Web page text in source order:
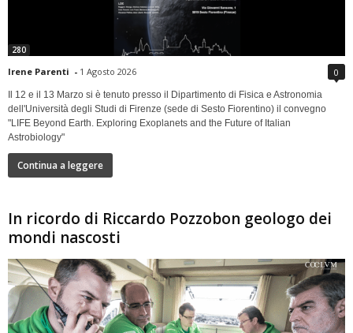
280
Irene Parenti - 1 Agosto 2026 0
Il 12 e il 13 Marzo si è tenuto presso il Dipartimento di Fisica e Astronomia
dell'Università degli Studi di Firenze (sede di Sesto Fiorentino) il convegno
"LIFE Beyond Earth. Exploring Exoplanets and the Future of Italian
Astrobiology"
Continua a leggere
In ricordo di Riccardo Pozzobon geologo dei
mondi nascosti